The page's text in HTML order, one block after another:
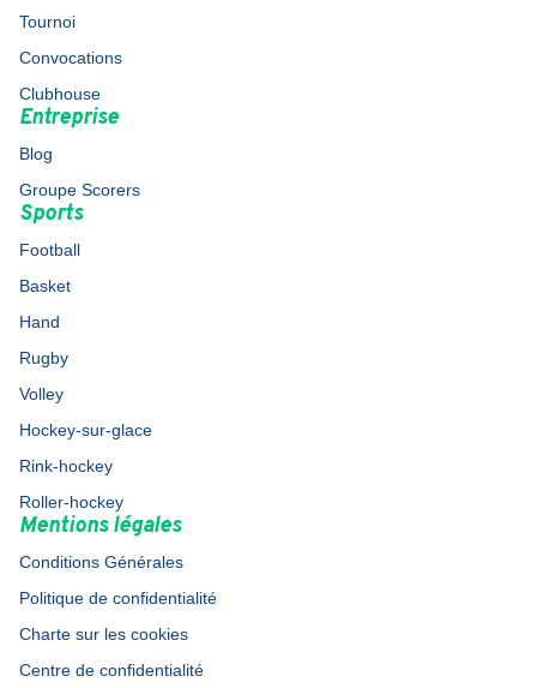
Tournoi
Convocations
Clubhouse
Entreprise
Blog
Groupe Scorers
Sports
Football
Basket
Hand
Rugby
Volley
Hockey-sur-glace
Rink-hockey
Roller-hockey
Mentions légales
Conditions Générales
Politique de confidentialité
Charte sur les cookies
Centre de confidentialité